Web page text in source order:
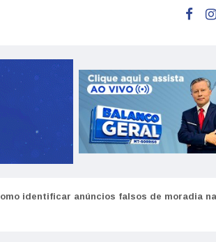
Portugal: Guia do Utente e número de saúde